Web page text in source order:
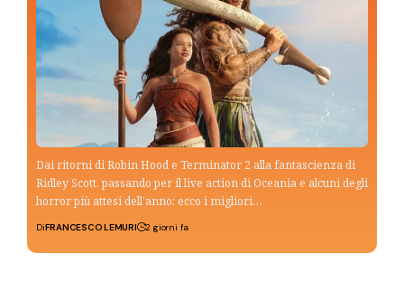
Dai ritorni di Robin Hood e Terminator 2 alla fantascienza di
Ridley Scott, passando per il live action di Oceania e alcuni degli
horror più attesi dell’anno: ecco i migliori…
DiFRANCESCO LEMURI 2 giorni fa